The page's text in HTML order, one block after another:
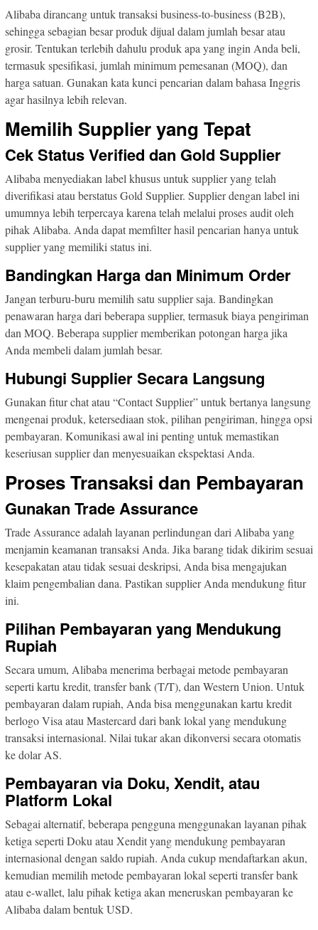
Alibaba dirancang untuk transaksi business-to-business (B2B),
sehingga sebagian besar produk dijual dalam jumlah besar atau
grosir. Tentukan terlebih dahulu produk apa yang ingin Anda beli,
termasuk spesifikasi, jumlah minimum pemesanan (MOQ), dan
harga satuan. Gunakan kata kunci pencarian dalam bahasa Inggris
agar hasilnya lebih relevan.
Memilih Supplier yang Tepat
Cek Status Verified dan Gold Supplier
Alibaba menyediakan label khusus untuk supplier yang telah
diverifikasi atau berstatus Gold Supplier. Supplier dengan label ini
umumnya lebih terpercaya karena telah melalui proses audit oleh
pihak Alibaba. Anda dapat memfilter hasil pencarian hanya untuk
supplier yang memiliki status ini.
Bandingkan Harga dan Minimum Order
Jangan terburu-buru memilih satu supplier saja. Bandingkan
penawaran harga dari beberapa supplier, termasuk biaya pengiriman
dan MOQ. Beberapa supplier memberikan potongan harga jika
Anda membeli dalam jumlah besar.
Hubungi Supplier Secara Langsung
Gunakan fitur chat atau “Contact Supplier” untuk bertanya langsung
mengenai produk, ketersediaan stok, pilihan pengiriman, hingga opsi
pembayaran. Komunikasi awal ini penting untuk memastikan
keseriusan supplier dan menyesuaikan ekspektasi Anda.
Proses Transaksi dan Pembayaran
Gunakan Trade Assurance
Trade Assurance adalah layanan perlindungan dari Alibaba yang
menjamin keamanan transaksi Anda. Jika barang tidak dikirim sesuai
kesepakatan atau tidak sesuai deskripsi, Anda bisa mengajukan
klaim pengembalian dana. Pastikan supplier Anda mendukung fitur
ini.
Pilihan Pembayaran yang Mendukung
Rupiah
Secara umum, Alibaba menerima berbagai metode pembayaran
seperti kartu kredit, transfer bank (T/T), dan Western Union. Untuk
pembayaran dalam rupiah, Anda bisa menggunakan kartu kredit
berlogo Visa atau Mastercard dari bank lokal yang mendukung
transaksi internasional. Nilai tukar akan dikonversi secara otomatis
ke dolar AS.
Pembayaran via Doku, Xendit, atau
Platform Lokal
Sebagai alternatif, beberapa pengguna menggunakan layanan pihak
ketiga seperti Doku atau Xendit yang mendukung pembayaran
internasional dengan saldo rupiah. Anda cukup mendaftarkan akun,
kemudian memilih metode pembayaran lokal seperti transfer bank
atau e-wallet, lalu pihak ketiga akan meneruskan pembayaran ke
Alibaba dalam bentuk USD.